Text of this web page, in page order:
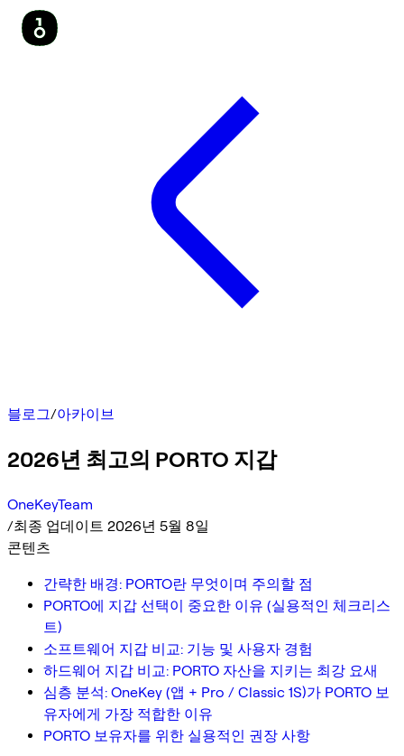
블로그/아카이브
2026년 최고의 PORTO 지갑
OneKeyTeam
/최종 업데이트 2026년 5월 8일
콘텐츠
간략한 배경: PORTO란 무엇이며 주의할 점
PORTO에 지갑 선택이 중요한 이유 (실용적인 체크리스
트)
소프트웨어 지갑 비교: 기능 및 사용자 경험
하드웨어 지갑 비교: PORTO 자산을 지키는 최강 요새
심층 분석: OneKey (앱 + Pro / Classic 1S)가 PORTO 보
유자에게 가장 적합한 이유
PORTO 보유자를 위한 실용적인 권장 사항